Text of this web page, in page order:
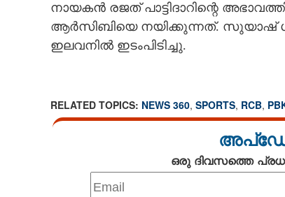
നായകൻ രജത് പാട്ടിദാറിന്റെ
ആർസിബിയെ നയിക്കുന്നത്. സുയാഷ്
ഇലവനിൽ ഇടംപിടിച്ചു.
RELATED TOPICS: NEWS 360, SPORTS, RCB,
ഒരു ദിവസത്തെ